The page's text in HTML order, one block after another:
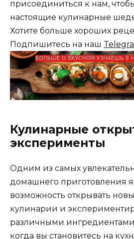
присоединиться к нам,
настоящие кулинарные
Хотите больше хороших
Подпишитесь на наш
Кулинарные
эксперименты
Одним из самых
домашнего приготовления
возможность открывать
кулинарии и
различными
когда вы становитесь на